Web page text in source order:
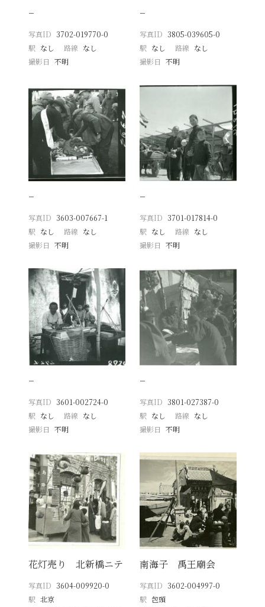
−
写真ID 3702-019770-0
駅 なし 路線 なし
撮影日
不明
−
写真ID 3805-039605-0
駅 なし 路線 なし
撮影日 不明
−
写真ID 3603-007667-1
駅 なし 路線 なし
撮影日
不明
−
写真ID 3701-017814-0
駅 なし 路線 なし
撮影日 不明
−
写真ID 3601-002724-0
駅 なし 路線 なし
撮影日
不明
−
写真ID 3801-027387-0
駅 なし 路線 なし
撮影日 不明
花灯売り 北新橋ニテ
写真ID 3604-009920-0
駅 北京
南海子 禹王廟会
写真ID 3602-004997-0
駅 包頭